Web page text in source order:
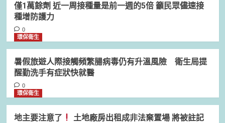
僅1萬餘劑 近一周接種量是前一週的5倍 籲民眾儘速接
種增防護力
0
環保衛生
暑假旅遊人際接觸頻繁腸病毒仍有升溫風險 衛生局提
醒勤洗手有症狀快就醫
0
環保衛生
地主要注意了
土地廠房出租成非法棄置場 將被註記